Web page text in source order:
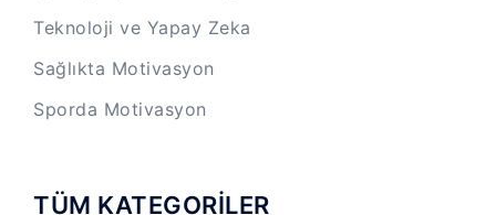
Teknoloji ve Yapay Zeka
Sağlıkta Motivasyon
Sporda Motivasyon
TÜM KATEGORİLER